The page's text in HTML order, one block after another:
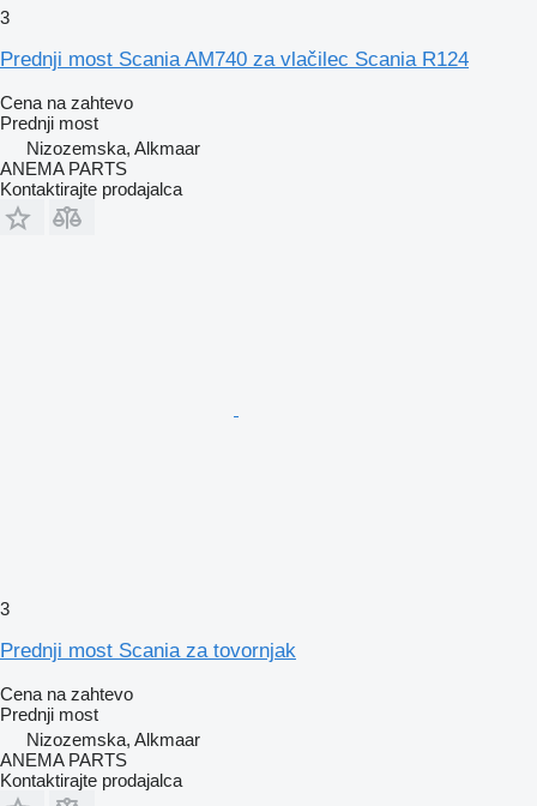
3
Prednji most Scania AM740 za vlačilec Scania R124
Cena na zahtevo
Prednji most
Nizozemska, Alkmaar
ANEMA PARTS
Kontaktirajte prodajalca
3
Prednji most Scania za tovornjak
Cena na zahtevo
Prednji most
Nizozemska, Alkmaar
ANEMA PARTS
Kontaktirajte prodajalca